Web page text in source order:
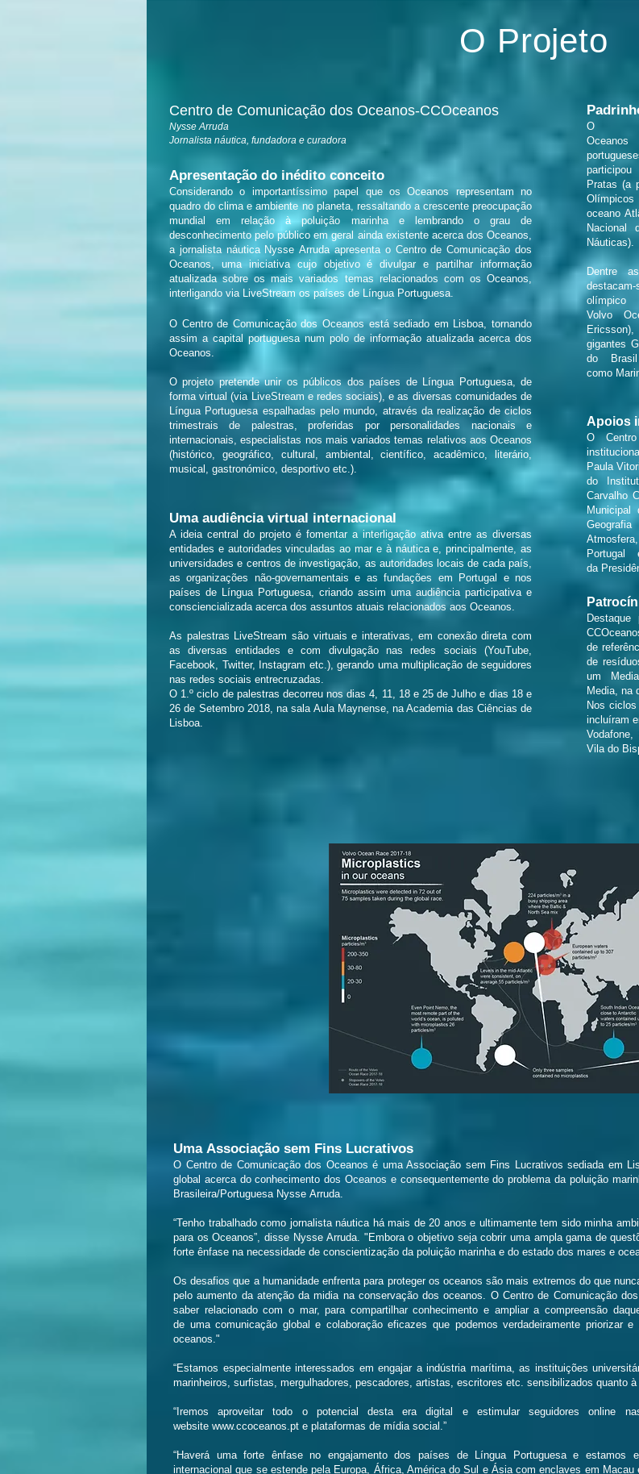
O Projeto
Centro de Comunicação dos Oceanos-CCOceanos
Nysse Arruda
Jornalista náutica, fundadora e curadora
Apresentação do inédito conceito
Considerando o importantíssimo papel que os Oceanos representam no
quadro do clima e ambiente no planeta, ressaltando a crescente preocupação
mundial em relação à poluição marinha e lembrando o grau de
desconhecimento pelo público em geral ainda existente acerca dos Oceanos,
a jornalista náutica Nysse Arruda apresenta o Centro de Comunicação dos
Oceanos, uma iniciativa cujo objetivo é divulgar e partilhar informação
atualizada sobre os mais variados temas relacionados com os Oceanos,
interligando via LiveStream os países de Língua Portuguesa.
O Centro de Comunicação dos Oceanos está sediado em Lisboa, tornando
assim a capital portuguesa num polo de informação atualizada acerca dos
Oceanos.
O projeto pretende unir os públicos dos países de Língua Portuguesa, de
forma virtual (via LiveStream e redes sociais), e as diversas comunidades de
Língua Portuguesa espalhadas pelo mundo, através da realização de ciclos
trimestrais de palestras, proferidas por personalidades nacionais e
internacionais, especialistas nos mais variados temas relativos aos Oceanos
(histórico, geográfico, cultural, ambiental, científico, acadêmico, literário,
musical, gastronómico, desportivo etc.).
Uma audiência virtual internacional
A ideia central do projeto é fomentar a interligação ativa entre as diversas
entidades e autoridades vinculadas ao mar e à náutica e, principalmente, as
universidades e centros de investigação, as autoridades locais de cada país,
as organizações não-governamentais e as fundações em Portugal e nos
países de Língua Portuguesa, criando assim uma audiência participativa e
consciencializada acerca dos assuntos atuais relacionados aos Oceanos.
As palestras LiveStream são virtuais e interativas, em conexão direta com
as diversas entidades e com divulgação nas redes sociais (YouTube,
Facebook, Twitter, Instagram etc.), gerando uma multiplicação de seguidores
nas redes sociais entrecruzadas.
O 1.º ciclo de palestras decorreu nos dias 4, 11, 18 e 25 de Julho e dias 18 e
26 de Setembro 2018, na sala Aula Maynense, na Academia das Ciências de
Lisboa.
O
Pratas (a
oceano
Nacional
Náuticas).
Dentre
Volvo
gigantes
do
como
Apoios
O
Paula
do
Carvalho
da
de
de
um
Media, na
Nos
incluíram
Vila do
Uma Associação sem Fins Lucrativos
O Centro de Comunicação dos Oceanos é uma Associação sem Fins Lucrativos sediada em
global acerca do conhecimento dos Oceanos e consequentemente do problema da poluição
Brasileira/Portuguesa Nysse Arruda.
“Tenho trabalhado como jornalista náutica há mais de 20 anos e ultimamente tem sido minha
para os Oceanos”, disse Nysse Arruda. "Embora o objetivo seja cobrir uma ampla gama de
forte ênfase na necessidade de conscientização da poluição marinha e do estado dos mares e
Os desafios que a humanidade enfrenta para proteger os oceanos são mais extremos do que
pelo aumento da atenção da midia na conservação dos oceanos. O Centro de Comunicação
saber relacionado com o mar, para compartilhar conhecimento e ampliar a compreensão
de uma comunicação global e colaboração eficazes que podemos verdadeiramente priorizar
oceanos."
“Estamos especialmente interessados em engajar a indústria marítima, as instituições
marinheiros, surfistas, mergulhadores, pescadores, artistas, escritores etc. sensibilizados quanto
“Iremos aproveitar todo o potencial desta era digital e estimular seguidores online
website www.ccoceanos.pt e plataformas de mídia social.”
“Haverá uma forte ênfase no engajamento dos países de Língua Portuguesa e estamos
internacional que se estende pela Europa, África, América do Sul e Ásia com enclaves em